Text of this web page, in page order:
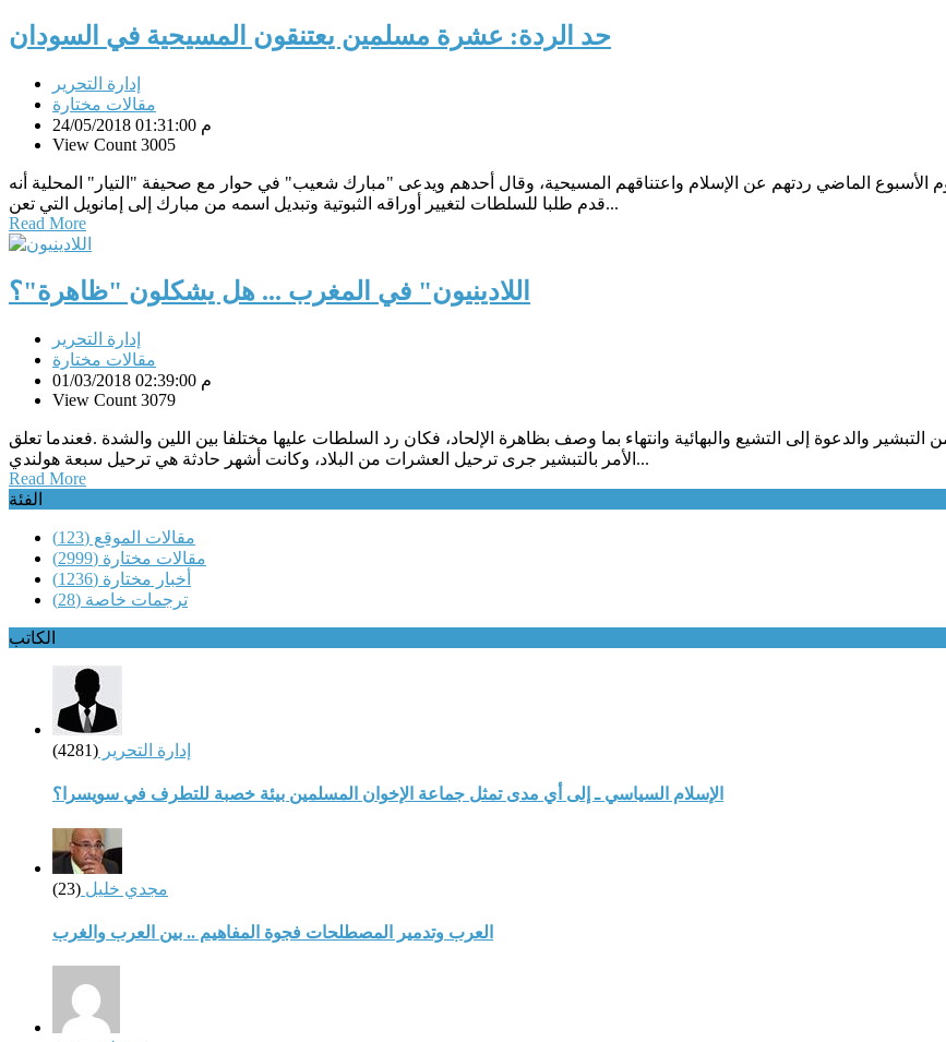
حد الردة: عشرة مسلمين يعتنقون المسيحية في السودان
إدارة التحرير
مقالات مختارة
24/05/2018 01:31:00 م
View Count 3005
الماضي ردتهم عن الإسلام واعتناقهم المسيحية، وقال أحدهم ويدعى "مبارك شعيب" في حوار مع صحيفة "التيار" المحلية أنه
قدم طلبا للسلطات لتغيير أوراقه الثبوتية وتبديل اسمه من مبارك إلى إمانويل التي تعن...
Read More
اللادينيون" في المغرب ... هل يشكلون "ظاهرة"؟
إدارة التحرير
مقالات مختارة
01/03/2018 02:39:00 م
View Count 3079
والدعوة إلى التشيع والبهائية وانتهاء بما وصف بظاهرة الإلحاد، فكان رد السلطات عليها مختلفا بين اللين والشدة .فعندما تعلق
الأمر بالتبشير جرى ترحيل العشرات من البلاد، وكانت أشهر حادثة هي ترحيل سبعة هولندي...
Read More
الفئة
مقالات الموقع (123)
مقالات مختارة (2999)
أخبار مختارة (1236)
ترجمات خاصة (28)
الكاتب
إدارة التحرير (4281)
الإسلام السياسي ـ إلى أي مدى تمثل جماعة الإخوان المسلمين بيئة خصبة للتطرف في سويسرا؟
مجدي خليل (23)
العرب وتدمير المصطلحات فجوة المفاهيم .. بين العرب والغرب